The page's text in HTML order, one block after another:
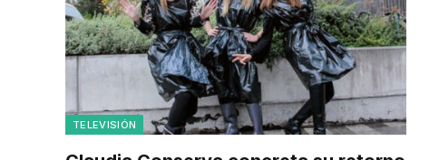
TELEVISIÓN